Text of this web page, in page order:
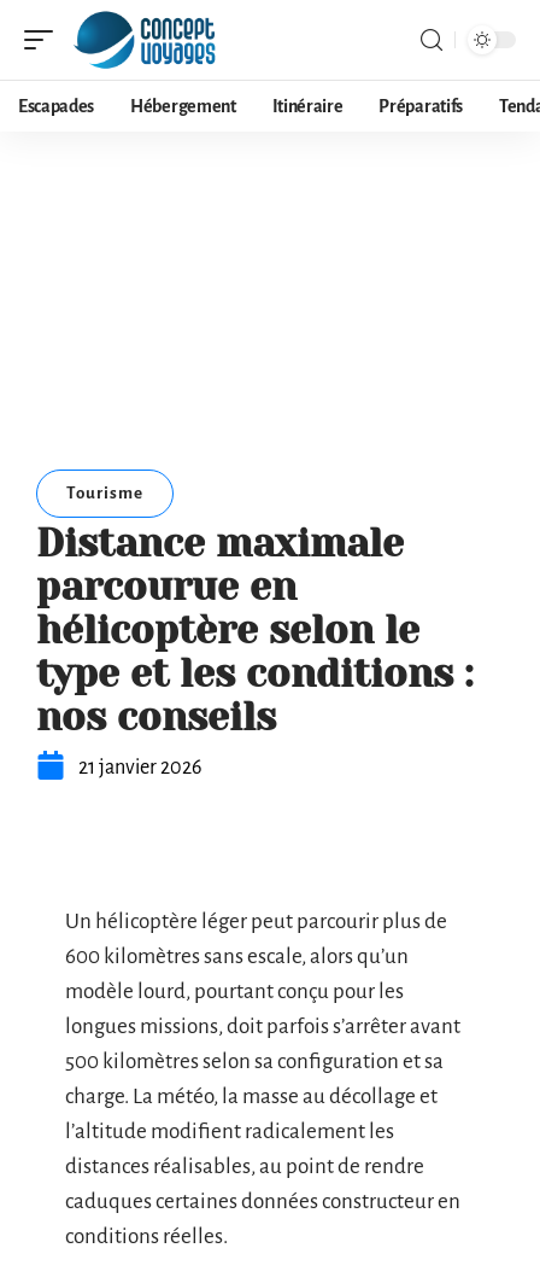
Escapades Hébergement Itinéraire Préparatifs
Tourisme
Distance maximale
parcourue en
hélicoptère selon le
type et les conditions :
nos conseils
21 janvier 2026
Un hélicoptère léger peut parcourir plus de
600 kilomètres sans escale, alors qu’un
modèle lourd, pourtant conçu pour les
longues missions, doit parfois s’arrêter avant
500 kilomètres selon sa configuration et sa
charge. La météo, la masse au décollage et
l’altitude modifient radicalement les
distances réalisables, au point de rendre
caduques certaines données constructeur en
conditions réelles.